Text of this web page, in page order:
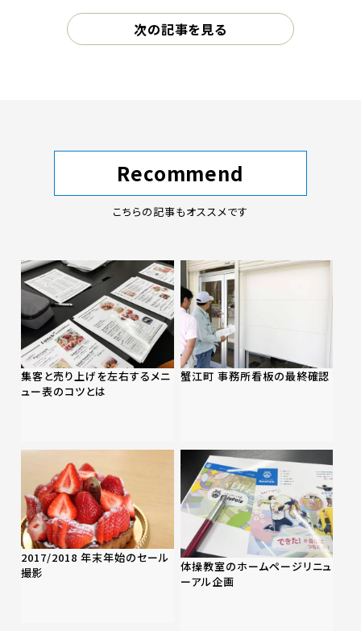
次の記事を見る
Recommend
こちらの記事もオススメです
集客と売り上げを左右するメニ
ュー表のコツとは
蟹江町 事務所看板の最終確認
2017/2018 年末年始のセール
撮影
体操教室のホームページリニュ
ーアル企画